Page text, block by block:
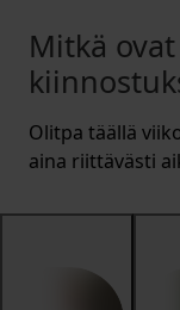
Mitkä ovat
Olitpa täällä
aina riittävästi